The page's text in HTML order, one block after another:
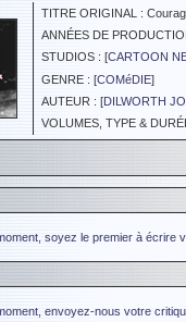
TITRE ORIGINAL :
ANNÉES DE
STUDIOS : [CARTOON
GENRE : [COMéDIE]
AUTEUR : [DILWORTH
VOLUMES, TYPE &
soyez le premier à écrire
envoyez-nous votre